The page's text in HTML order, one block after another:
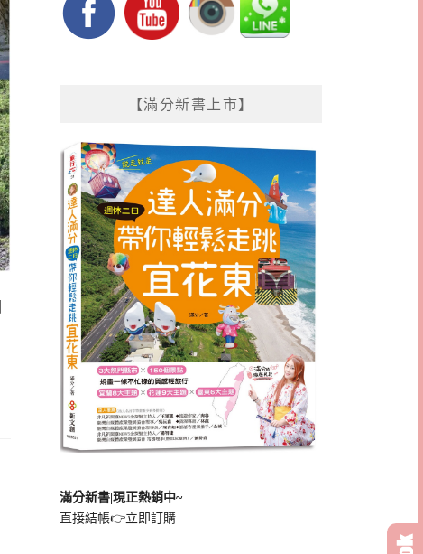
【滿分新書上市】
滿分新書|現正熱銷中~
直接結帳👉立即訂購